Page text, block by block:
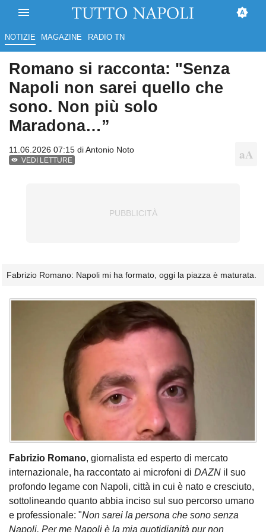
NOTIZIE MAGAZINE RADIO TN
Romano si racconta: "Senza
Napoli non sarei quello che
sono. Non più solo
Maradona…”
11.06.2026 07:15 diAntonio Noto
VEDI LETTURE
Fabrizio Romano: Napoli mi ha formato, oggi la piazza è maturata.
Fabrizio Romano, giornalista ed esperto di mercato
internazionale, ha raccontato ai microfoni di DAZN il suo
profondo legame con Napoli, città in cui è nato e cresciuto,
sottolineando quanto abbia inciso sul suo percorso umano
e professionale: "Non sarei la persona che sono senza
Napoli. Per me Napoli è la mia quotidianità pur non